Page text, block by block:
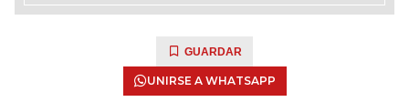
GUARDAR
UNIRSE A WHATSAPP